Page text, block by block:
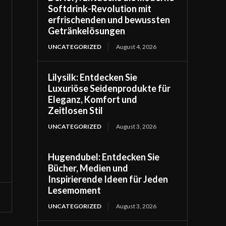
Softdrink-Revolution mit
erfrischenden und bewussten
Getränkelösungen
UNCATEGORIZED August 4, 2026
Lilysilk: Entdecken Sie
Luxuriöse Seidenprodukte für
Eleganz, Komfort und
Zeitlosen Stil
UNCATEGORIZED August 3, 2026
Hugendubel: Entdecken Sie
Bücher, Medien und
Inspirierende Ideen für Jeden
Lesemoment
UNCATEGORIZED August 3, 2026